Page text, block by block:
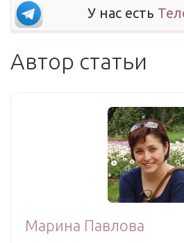
У нас есть
Автор статьи
Марина Павлова